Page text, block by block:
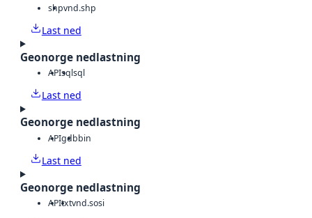
shpvnd.shp
Last ned
Geonorge nedlastning
APIsqlsql
Last ned
Geonorge nedlastning
APIgdbbin
Last ned
Geonorge nedlastning
APItxtvnd.sosi